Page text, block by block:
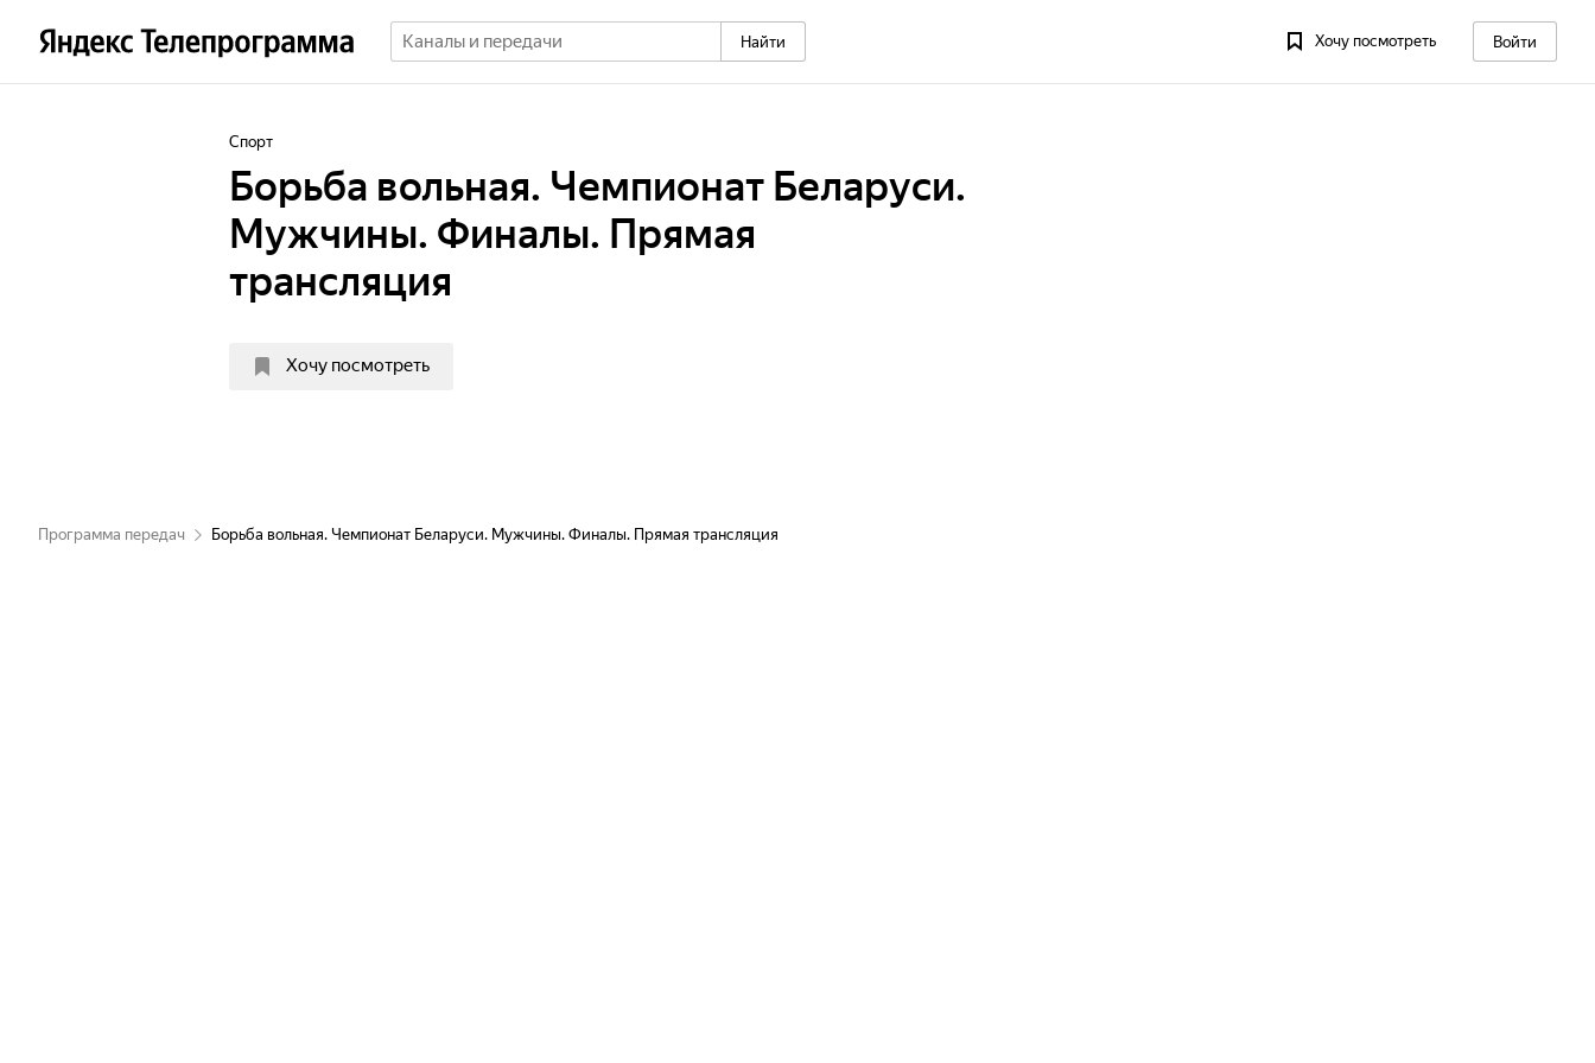
Найти Хочу посмотреть Войти
Спорт
Борьба вольная. Чемпионат Беларуси.
Мужчины. Финалы. Прямая
трансляция
Хочу посмотреть
Программа передач Борьба вольная. Чемпионат Беларуси. Мужчины. Финалы. Прямая трансляция